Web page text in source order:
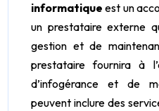
informatique est un
un prestataire externe
gestion et de
prestataire fournira à
d’infogérance et de
peuvent inclure des